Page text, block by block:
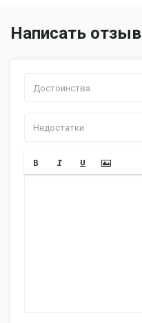
Написать отзыв